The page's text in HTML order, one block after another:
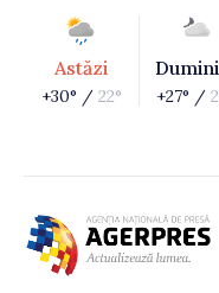
Astăzi
+30° / 22° +27° /